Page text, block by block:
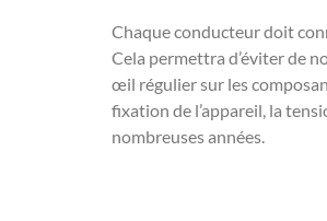
Chaque conducteur doit
Cela permettra d’éviter de
œil régulier sur les
fixation de l’appareil, la
nombreuses années.